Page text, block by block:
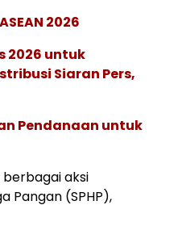
2026
2026 untuk
Siaran Pers,
Pendanaan untuk
aksi
Pangan (SPHP),